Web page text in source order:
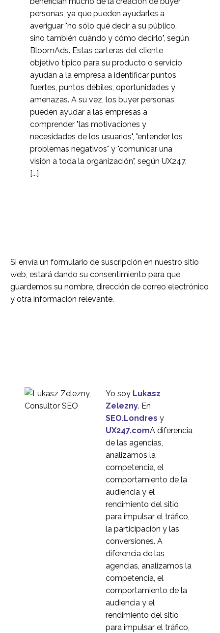
evaluación heurística
2
11 Abr 2018
¿Qué es la prueba del
árbol?
3
14 mar 2018
Grupos focales -
Buenas prácticas
3
05 Jun 2019
Errores comunes en la
investigación de
usuarios
4
16 Ene 2019
Cómo llevar a cabo
una clasificación de
Los mejores métodos
de investigación de
usuarios para su
proyecto
2022
¿Es AxureRP la mejor
personas, ya que pueden ayudarles a
averiguar "no sólo qué decir a su público,
sino también cuándo y cómo decirlo", según
BloomAds. Estas carteras del cliente
objetivo típico para su producto o servicio
ayudan a la empresa a identificar puntos
fuertes, puntos débiles, oportunidades y
amenazas. A su vez, los buyer personas
pueden ayudar a las empresas a
comprender "las motivaciones y
necesidades de los usuarios", "entender los
problemas negativos" y "comunicar una
visión a toda la organización", según UX247.
[...]
Si envía un formulario de suscripción en nuestro sitio
web, estará dando su consentimiento para que
guardemos su nombre, dirección de correo electrónico
y otra información relevante.
Yo soy Lukasz
Zelezny. En
SEO.Londres y
UX247.comA diferencia
de las agencias,
analizamos la
competencia, el
comportamiento de la
audiencia y el
rendimiento del sitio
para impulsar el tráfico,
la participación y las
conversiones. A
diferencia de las
agencias, analizamos la
competencia, el
comportamiento de la
audiencia y el
rendimiento del sitio
para impulsar el tráfico,